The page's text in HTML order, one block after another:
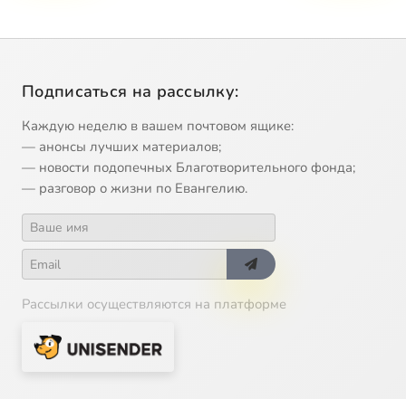
Подписаться на рассылку:
Каждую неделю в вашем почтовом ящике:
— анонсы лучших материалов;
— новости подопечных Благотворительного фонда;
— разговор о жизни по Евангелию.
Рассылки осуществляются на платформе